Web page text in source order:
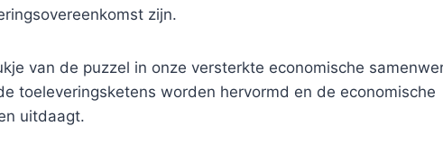
zijn.
van de puzzel in onze versterkte economische
toeleveringsketens worden hervormd en de economische
uitdaagt.